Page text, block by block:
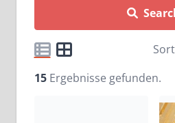
15 Ergebnisse gefunden.